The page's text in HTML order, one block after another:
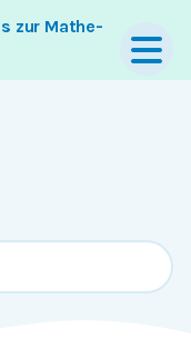
zur Mathe-